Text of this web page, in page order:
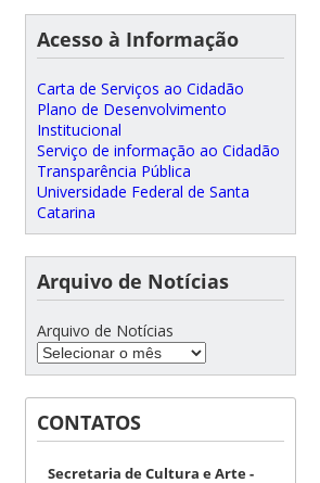
Acesso à Informação
Carta de Serviços ao Cidadão
Plano de Desenvolvimento
Institucional
Serviço de informação ao Cidadão
Transparência Pública
Universidade Federal de Santa
Catarina
Arquivo de Notícias
Arquivo de Notícias
CONTATOS
Secretaria de Cultura e Arte -